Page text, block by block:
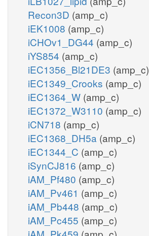
Recon3D (amp_c)
iEK1008 (amp_c)
iCHOv1_DG44 (amp_c)
iYS854 (amp_c)
iEC1356_Bl21DE3 (amp_c)
iEC1349_Crooks (amp_c)
iEC1364_W (amp_c)
iEC1372_W3110 (amp_c)
iCN718 (amp_c)
iEC1368_DH5a (amp_c)
iEC1344_C (amp_c)
iSynCJ816 (amp_c)
iAM_Pf480 (amp_c)
iAM_Pv461 (amp_c)
iAM_Pb448 (amp_c)
iAM_Pc455 (amp_c)